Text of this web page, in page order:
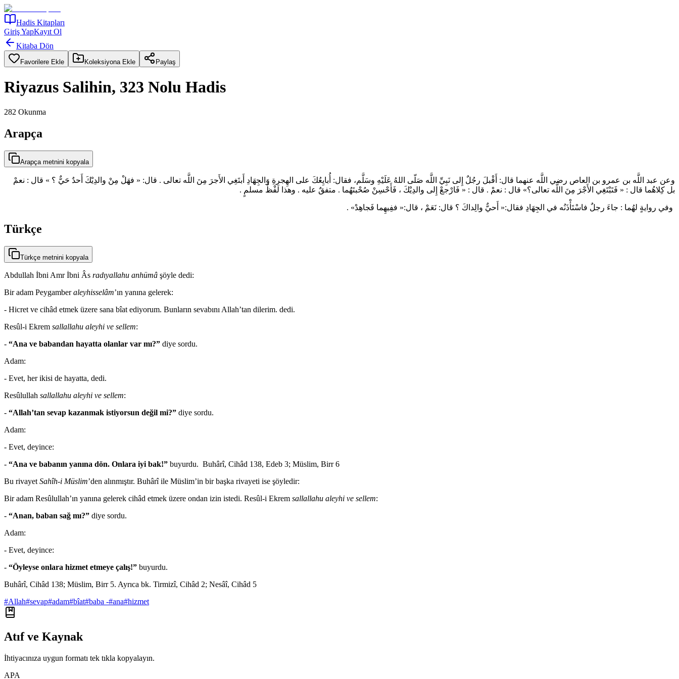
Hadis Kitapları
Giriş YapKayıt Ol
Kitaba Dön
Favorilere Ekle Koleksiyona Ekle Paylaş
Riyazus Salihin, 323 Nolu Hadis
282 Okunma
Arapça
Arapça metnini kopyala
وعن عبد اللَّه بن عمرو بن العاص رضي اللَّه عنهما قال: أَقْبلَ رجُلٌ إِلى نَبِيِّ اللَّه صَلّى اللهُ عَلَيْهِ وسَلَّم، فقال: أُبايِعُكَ على الهِجرةِ وَالجِهَادِ أَبتَغِي الأَجرَ مِنَ اللَّه تعالى . قال: « فهَلْ مِنْ والدِيْكَ أَحدٌ حَيٌّ ؟ » قال : نعمْ
بل كِلاهُما قال : « فَتَبْتَغِي الأَجْرَ مِنَ اللَّه تعالى؟» قال : نعمْ . قال : « فَارْجعْ إِلى والدِيْكَ ، فَأَحْسِنْ صُحْبتَهُما . متفقٌ عليه . وهذا لَفْظُ مسلمٍ .
وفي روايةٍ لهُما : جاءَ رجلٌ فاسْتَأْذَنُه في الجِهَادِ فقال:« أَحيٌّ والِداكَ ؟ قال: نَعَمْ ، قال:« ففِيهِما فَجاهِدْ» .
Türkçe
Türkçe metnini kopyala
Abdullah İbni Amr İbni Âs radıyallahu anhümâ şöyle dedi:
Bir adam Peygamberaleyhisselâm’ın yanına gelerek:
- Hicret ve cihâd etmek üzere sana bîat ediyorum. Bunların sevabını Allah’tan dilerim. dedi.
Resûl-i Ekrem sallallahu aleyhi ve sellem:
- “Ana ve babandan hayatta olanlar var mı?” diye sordu.
Adam:
- Evet, her ikisi de hayatta, dedi.
Resûlullah sallallahu aleyhi ve sellem:
- “Allah’tan sevap kazanmak istiyorsun değil mi?” diye sordu.
Adam:
- Evet, deyince:
- “Ana ve babanın yanına dön. Onlara iyi bak!” buyurdu. Buhârî, Cihâd 138, Edeb 3; Müslim, Birr 6
Bu rivayet Sahîh-i Müslim’den alınmıştır. Buhârî ile Müslim’in bir başka rivayeti ise şöyledir:
Bir adam Resûlullah’ın yanına gelerek cihâd etmek üzere ondan izin istedi. Resûl-i Ekrem sallallahu aleyhi ve sellem:
- “Anan, baban sağ mı?” diye sordu.
Adam:
- Evet, deyince:
- “Öyleyse onlara hizmet etmeye çalış!” buyurdu.
Buhârî, Cihâd 138; Müslim, Birr 5. Ayrıca bk. Tirmizî, Cihâd 2; Nesâî, Cihâd 5
#Allah#sevap#adam#bîat#baba -#ana#hizmet
Atıf ve Kaynak
İhtiyacınıza uygun formatı tek tıkla kopyalayın.
APA